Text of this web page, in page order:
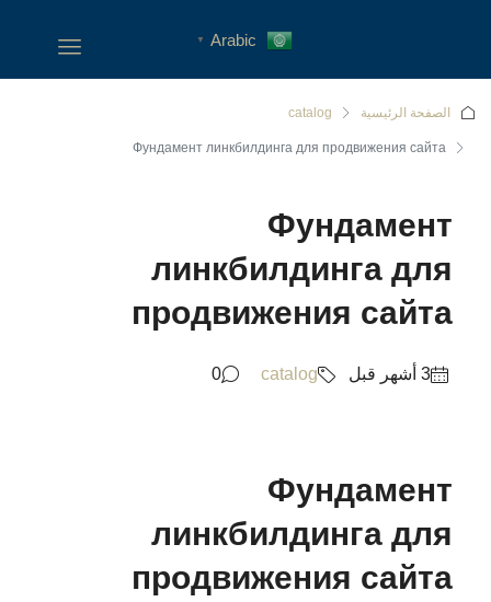
Arabic
▼
الصفحة الرئيسية catalog
Фундамент линкбилдинга для продвижения сайта
Фундамент
линкбилдинга для
продвижения сайта
catalog
0
Фундамент
линкбилдинга для
продвижения сайта